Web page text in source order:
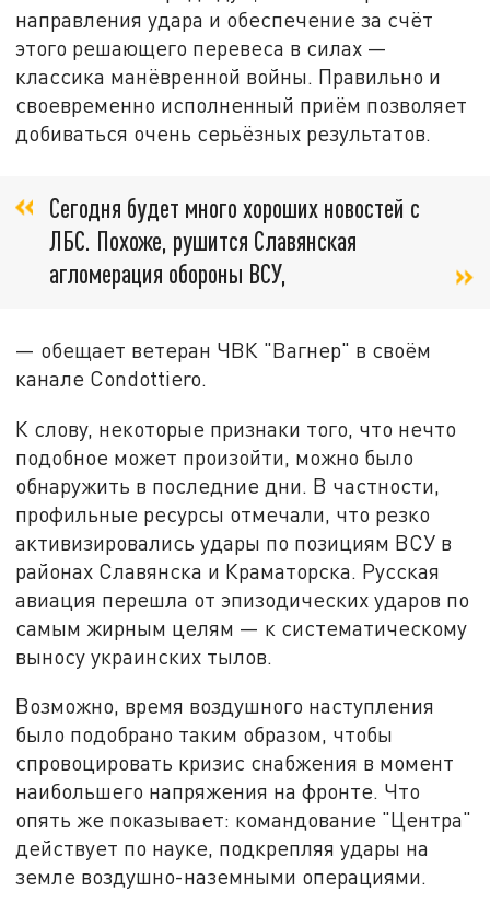
направления удара и обеспечение за счёт
этого решающего перевеса в силах —
классика манёвренной войны. Правильно и
своевременно исполненный приём позволяет
добиваться очень серьёзных результатов.
Сегодня будет много хороших новостей с
ЛБС. Похоже, рушится Славянская
агломерация обороны ВСУ,
— обещает ветеран ЧВК "Вагнер" в своём
канале Condottiero.
К слову, некоторые признаки того, что нечто
подобное может произойти, можно было
обнаружить в последние дни. В частности,
профильные ресурсы отмечали, что резко
активизировались удары по позициям ВСУ в
районах Славянска и Краматорска. Русская
авиация перешла от эпизодических ударов по
самым жирным целям — к систематическому
выносу украинских тылов.
Возможно, время воздушного наступления
было подобрано таким образом, чтобы
спровоцировать кризис снабжения в момент
наибольшего напряжения на фронте. Что
опять же показывает: командование "Центра"
действует по науке, подкрепляя удары на
земле воздушно-наземными операциями.